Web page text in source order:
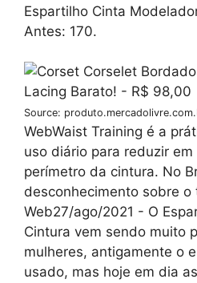
Espartilho Cinta
Antes: 170.
Source:
WebWaist Training é a
uso diário para reduzir
perímetro da cintura. No
desconhecimento sobre o
Web27/ago/2021 - O
Cintura vem sendo muito
mulheres, antigamente o
usado, mas hoje em dia